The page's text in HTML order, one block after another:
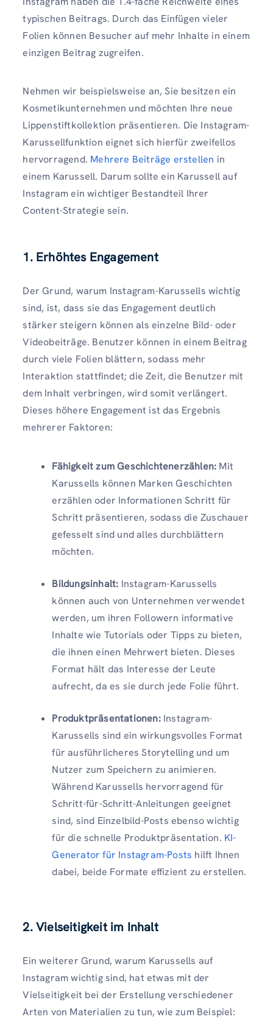
typischen Beitrags. Durch das Einfügen vieler
Folien können Besucher auf mehr Inhalte in einem
einzigen Beitrag zugreifen.
Nehmen wir beispielsweise an, Sie besitzen ein
Kosmetikunternehmen und möchten Ihre neue
Lippenstiftkollektion präsentieren. Die Instagram-
Karussellfunktion eignet sich hierfür zweifellos
hervorragend. Mehrere Beiträge erstellen in
einem Karussell. Darum sollte ein Karussell auf
Instagram ein wichtiger Bestandteil Ihrer
Content-Strategie sein.
1. Erhöhtes Engagement
Der Grund, warum Instagram-Karussells wichtig
sind, ist, dass sie das Engagement deutlich
stärker steigern können als einzelne Bild- oder
Videobeiträge. Benutzer können in einem Beitrag
durch viele Folien blättern, sodass mehr
Interaktion stattfindet; die Zeit, die Benutzer mit
dem Inhalt verbringen, wird somit verlängert.
Dieses höhere Engagement ist das Ergebnis
mehrerer Faktoren:
Fähigkeit zum Geschichtenerzählen: Mit
Karussells können Marken Geschichten
erzählen oder Informationen Schritt für
Schritt präsentieren, sodass die Zuschauer
gefesselt sind und alles durchblättern
möchten.
Bildungsinhalt: Instagram-Karussells
können auch von Unternehmen verwendet
werden, um ihren Followern informative
Inhalte wie Tutorials oder Tipps zu bieten,
die ihnen einen Mehrwert bieten. Dieses
Format hält das Interesse der Leute
aufrecht, da es sie durch jede Folie führt.
Produktpräsentationen:Instagram-
Karussells sind ein wirkungsvolles Format
für ausführlicheres Storytelling und um
Nutzer zum Speichern zu animieren.
Während Karussells hervorragend für
Schritt-für-Schritt-Anleitungen geeignet
sind, sind Einzelbild-Posts ebenso wichtig
für die schnelle Produktpräsentation. KI-
Generator für Instagram-Posts hilft Ihnen
dabei, beide Formate effizient zu erstellen.
2. Vielseitigkeit im Inhalt
Ein weiterer Grund, warum Karussells auf
Instagram wichtig sind, hat etwas mit der
Vielseitigkeit bei der Erstellung verschiedener
Arten von Materialien zu tun, wie zum Beispiel: